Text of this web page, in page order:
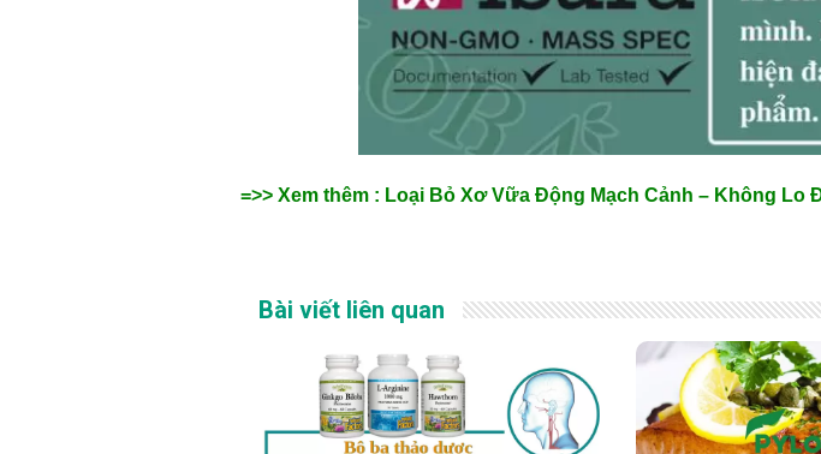
=>> Xem thêm : Loại Bỏ Xơ Vữa Động Mạch Cảnh – Không
Bài viết liên quan